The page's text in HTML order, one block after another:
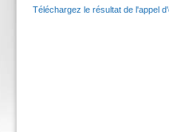
Téléchargez le résultat de l'appel